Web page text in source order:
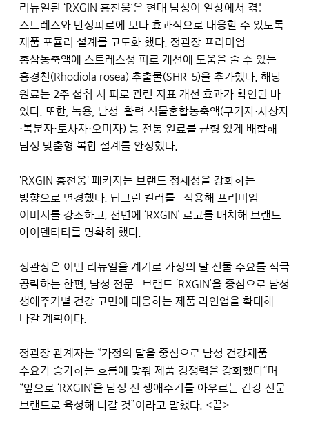
리뉴얼된 ‘RXGIN 홍천웅’은 현대 남성이 일상에서 겪는
스트레스와 만성피로에 보다 효과적으로 대응할 수 있도록
제품 포뮬러 설계를 고도화 했다. 정관장 프리미엄
홍삼농축액에 스트레스성 피로 개선에 도움을 줄 수 있는
홍경천(Rhodiola rosea) 추출물(SHR-5)을 추가했다. 해당
원료는 2주 섭취 시 피로 관련 지표 개선 효과가 확인된 바
있다. 또한, 녹용, 남성 활력 식물혼합농축액(구기자·사상자
·복분자·토사자·오미자) 등 전통 원료를 균형 있게 배합해
남성 맞춤형 복합 설계를 완성했다.
'RXGIN 홍천웅' 패키지는 브랜드 정체성을 강화하는
방향으로 변경했다. 딥그린 컬러를 적용해 프리미엄
이미지를 강조하고, 전면에 ‘RXGIN’ 로고를 배치해 브랜드
아이덴티티를 명확히 했다.
정관장은 이번 리뉴얼을 계기로 가정의 달 선물 수요를 적극
공략하는 한편, 남성 전문 브랜드 ‘RXGIN’을 중심으로 남성
생애주기별 건강 고민에 대응하는 제품 라인업을 확대해
나갈 계획이다.
정관장 관계자는 “가정의 달을 중심으로 남성 건강제품
수요가 증가하는 흐름에 맞춰 제품 경쟁력을 강화했다”며
“앞으로 ‘RXGIN’을 남성 전 생애주기를 아우르는 건강 전문
브랜드로 육성해 나갈 것”이라고 말했다. <끝>